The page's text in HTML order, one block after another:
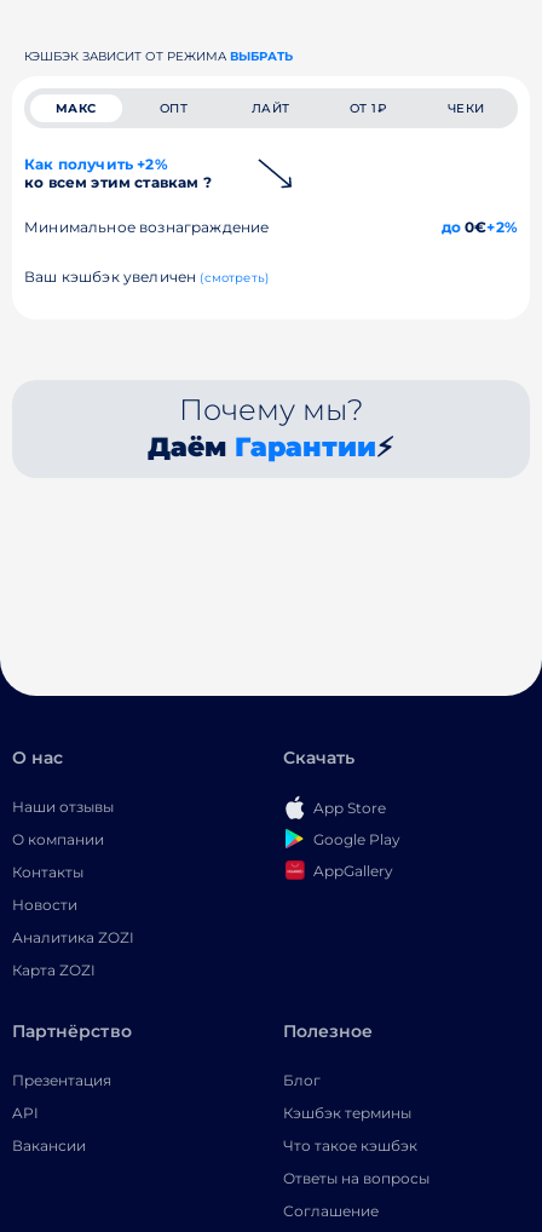
КЭШБЭК ЗАВИСИТ ОТ РЕЖИМА ВЫБРАТЬ
МАКС ОПТ ЛАЙТ ОТ 1₽ ЧЕКИ
Как получить +2%
ко всем этим ставкам ?
Минимальное вознаграждение до0€+2%
Ваш кэшбэк увеличен (смотреть)
Почему мы?
Даём Гарантии⚡
О нас
Наши отзывы
О компании
Контакты
Новости
Аналитика ZOZI
Карта ZOZI
Скачать
App Store
Google Play
AppGallery
Партнёрство
Презентация
API
Вакансии
Полезное
Блог
Кэшбэк термины
Что такое кэшбэк
Ответы на вопросы
Соглашение